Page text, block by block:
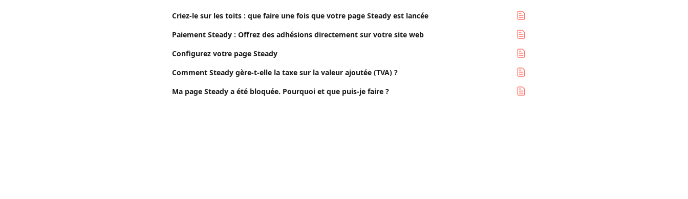
Criez-le sur les toits : que faire une fois que votre page Steady est lancée
Paiement Steady : Offrez des adhésions directement sur votre site web
Configurez votre page Steady
Comment Steady gère-t-elle la taxe sur la valeur ajoutée (TVA) ?
Ma page Steady a été bloquée. Pourquoi et que puis-je faire ?